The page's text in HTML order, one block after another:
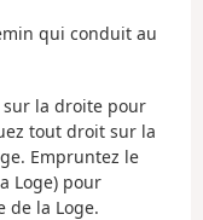
qui conduit au
sur la droite pour
tout droit sur la
Empruntez le
Loge) pour
de la Loge.